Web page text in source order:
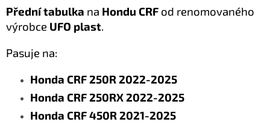
Přední tabulka na Hondu CRF od renomovaného
výrobce UFO plast.
Pasuje na:
Honda CRF 250R 2022-2025
Honda CRF 250RX 2022-2025
Honda CRF 450R 2021-2025